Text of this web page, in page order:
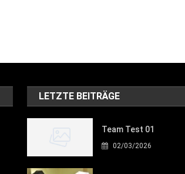
LETZTE BEITRÄGE
Team Test 01
02/03/2026